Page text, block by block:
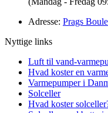
Adresse: Prags
Nyttige links
Luft til vand-
Hvad koster en
Varmepumper i
Solceller
Hvad koster